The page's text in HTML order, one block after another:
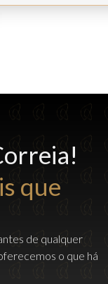
que
de qualquer
o que há